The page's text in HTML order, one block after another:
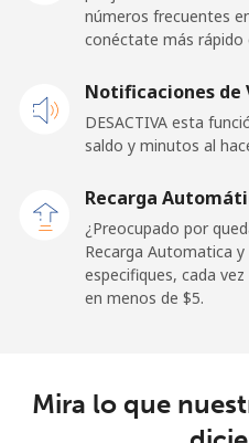
Línea fija ⁦31.9c⁩
Claro
Landlines
⁦16.9c⁩
Equatorial Guinea
números frecuentes
conéctate más rápido
Notificaciones de
DESACTIVA esta
saldo y minutos al
Recarga
¿Preocupado por
Recarga Automatica
especifiques, cada
en menos de ⁦$5⁩.
Mira lo que